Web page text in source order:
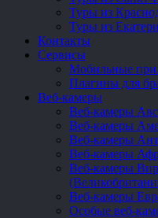
Туры из
Туры из
Контакты
Сервисы
Мобильные
Плагины для
Веб-камеры
Веб-камеры
Веб-камеры
Веб-камеры
Веб-камеры
Веб-камеры
Веб-камеры
Особые веб-